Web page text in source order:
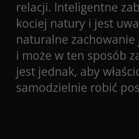
relacji. Inteligentne
kociej natury i jest
naturalne
i może w ten sposób
jest jednak, aby
samodzielnie robić